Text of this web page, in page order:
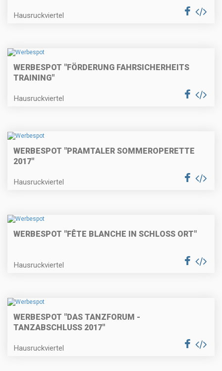
Hausruckviertel
WERBESPOT "FÖRDERUNG FAHRSICHERHEITS
TRAINING"
Hausruckviertel
WERBESPOT "PRAMTALER SOMMEROPERETTE
2017"
Hausruckviertel
WERBESPOT "FÊTE BLANCHE IN SCHLOSS ORT"
Hausruckviertel
WERBESPOT "DAS TANZFORUM -
TANZABSCHLUSS 2017"
Hausruckviertel